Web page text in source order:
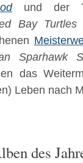
und der
Bay Turtles
Sparhawk
das
Leben nach
des